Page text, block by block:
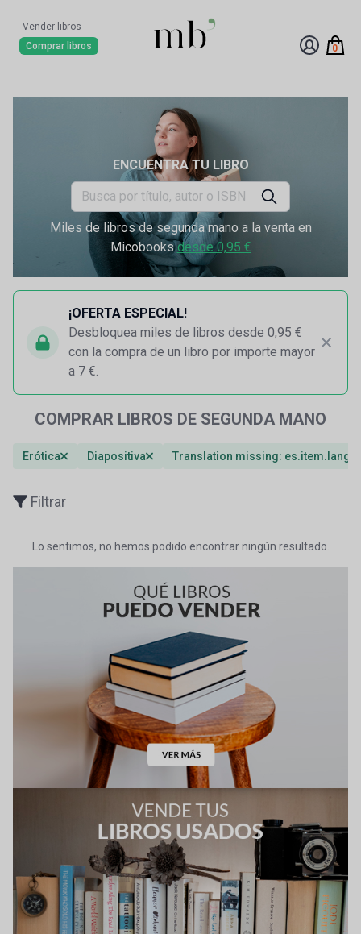
Vender libros
Comprar libros
0
ENCUENTRA TU LIBRO
Miles de libros de segunda mano a la venta en
Micobooksdesde 0,95 €
¡OFERTA ESPECIAL!
Desbloquea miles de libros desde 0,95 €
con la compra de un libro por importe mayor
a 7 €.
COMPRAR LIBROS DE SEGUNDA MANO
Erótica Diapositiva Translation missing:
Filtrar
Lo sentimos, no hemos podido encontrar ningún resultado.